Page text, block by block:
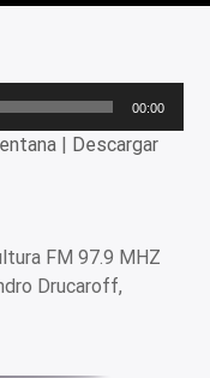
00:00
| Descargar
FM 97.9 MHZ
Drucaroff,